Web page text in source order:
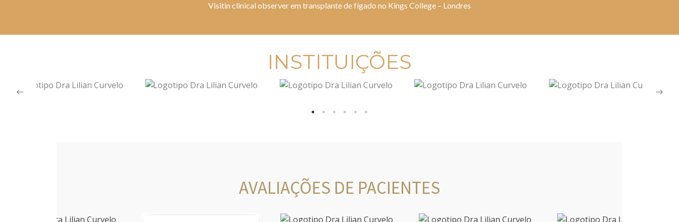
Visitin clinical observer em transplante de fígado no Kings College – Londres
INSTITUIÇÕES
AVALIAÇÕES DE PACIENTES